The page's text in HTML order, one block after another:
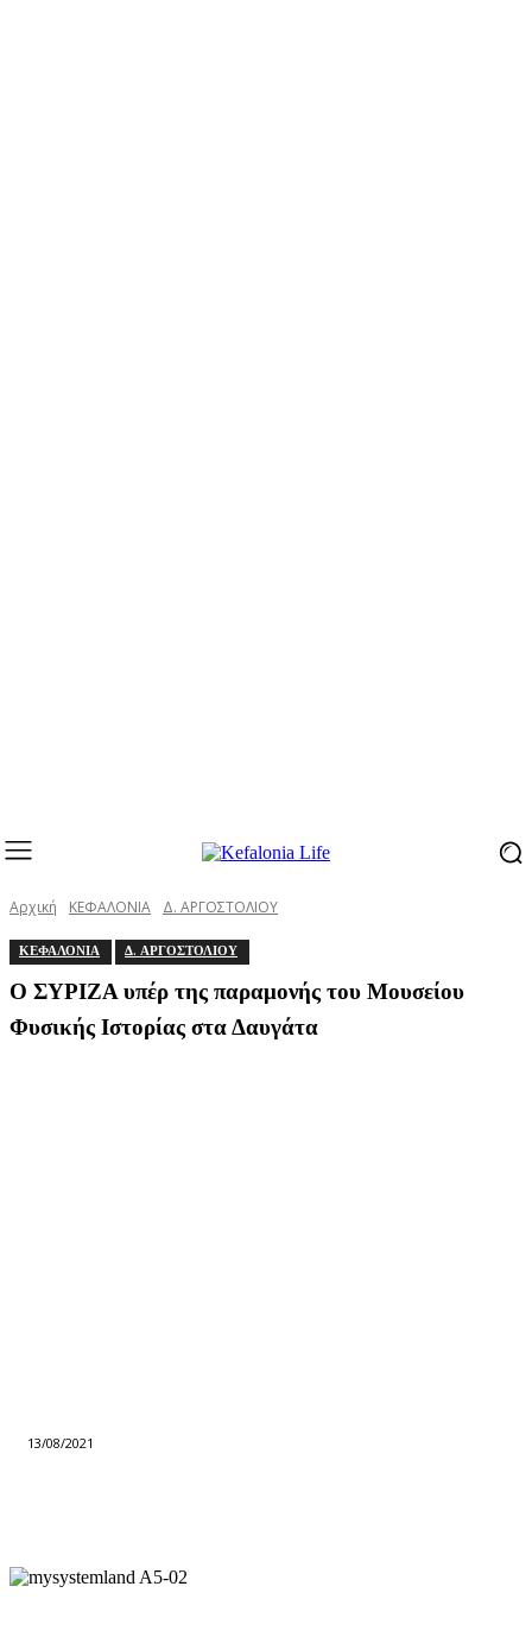
Αρχική ΚΕΦΑΛΟΝΙΑ Δ. ΑΡΓΟΣΤΟΛΙΟΥ
ΚΕΦΑΛΟΝΙΑ Δ. ΑΡΓΟΣΤΟΛΙΟΥ
Ο ΣΥΡΙΖΑ υπέρ της παραμονής του Μουσείου
Φυσικής Ιστορίας στα Δαυγάτα
13/08/2021